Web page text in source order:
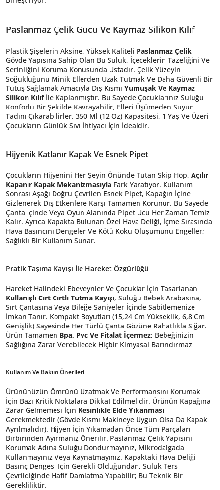
Paslanmaz Çelik Gücü Ve Kaymaz Silikon Kılıf
Plastik Şişelerin Aksine, Yüksek Kaliteli Paslanmaz Çelik
Gövde Yapısına Sahip Olan Bu Suluk, İçeceklerin Tazeliğini Ve
Serinliğini Koruma Konusunda Ustadır. Çelik Yüzeyin
Soğukluğunu Minik Ellerden Uzak Tutmak Ve Daha Güvenli Bir
Tutuş Sağlamak Amacıyla Dış Kısmı Yumuşak Ve Kaymaz
Silikon Kılıfİle Kaplanmıştır. Bu Sayede Çocuklarınız Suluğu
Konforlu Bir Şekilde Kavrayabilir, Elleri Üşümeden Suyun
Tadını Çıkarabilirler. 350 Ml (12 Oz) Kapasitesi, 1 Yaş Ve Üzeri
Çocukların Günlük Sıvı İhtiyacı İçin İdealdir.
Hijyenik Katlanır Kapak Ve Esnek Pipet
Çocukların Hijyenini Her Şeyin Önünde Tutan Skip Hop, Açılır
Kapanır Kapak Mekanizmasıyla Fark Yaratıyor. Kullanım
Sonrası Aşağı Doğru Çevrilen Esnek Pipet, Kapağın İçine
Gizlenerek Dış Etkenlere Karşı Tamamen Korunur. Bu Sayede
Çanta İçinde Veya Oyun Alanında Pipet Ucu Her Zaman Temiz
Kalır. Ayrıca Kapakta Bulunan Özel Hava Deliği, İçme Sırasında
Hava Basıncını Dengeler Ve Kötü Koku Oluşumunu Engeller;
Sağlıklı Bir Kullanım Sunar.
Pratik Taşıma Kayışı İle Hareket Özgürlüğü
Hareket Halindeki Ebeveynler Ve Çocuklar İçin Tasarlanan
Kullanışlı Cırt Cırtlı Tutma Kayışı, Suluğu Bebek Arabasına,
Sırt Çantasına Veya Bileğe Saniyeler İçinde Sabitlemenize
İmkan Tanır. Kompakt Boyutları (15,24 Cm Yükseklik, 6,8 Cm
Genişlik) Sayesinde Her Türlü Çanta Gözüne Rahatlıkla Sığar.
Ürün Tamamen Bpa, Pvc Ve Fitalat İçermez; Bebeğinizin
Sağlığına Zarar Verebilecek Hiçbir Kimyasal Barındırmaz.
Kullanım Ve Bakım Önerileri
Ürününüzün Ömrünü Uzatmak Ve Performansını Korumak
İçin Bazı Kritik Noktalara Dikkat Edilmelidir. Ürünün Kapağına
Zarar Gelmemesi İçin Kesinlikle Elde Yıkanması
Gerekmektedir (Gövde Kısmı Makineye Uygun Olsa Da Kapak
Ayrılmalıdır). Hijyen İçin Yıkamadan Önce Tüm Parçaları
Birbirinden Ayırmanız Önerilir. Paslanmaz Çelik Yapısını
Korumak Adına Suluğu Dondurmayınız, Mikrodalgada
Kullanmayınız Veya Kaynatmayınız. Kapaktaki Hava Deliği
Basınç Dengesi İçin Gerekli Olduğundan, Suluk Ters
Çevrildiğinde Hafif Damlatma Yapabilir; Bu Teknik Bir
Gerekliliktir.